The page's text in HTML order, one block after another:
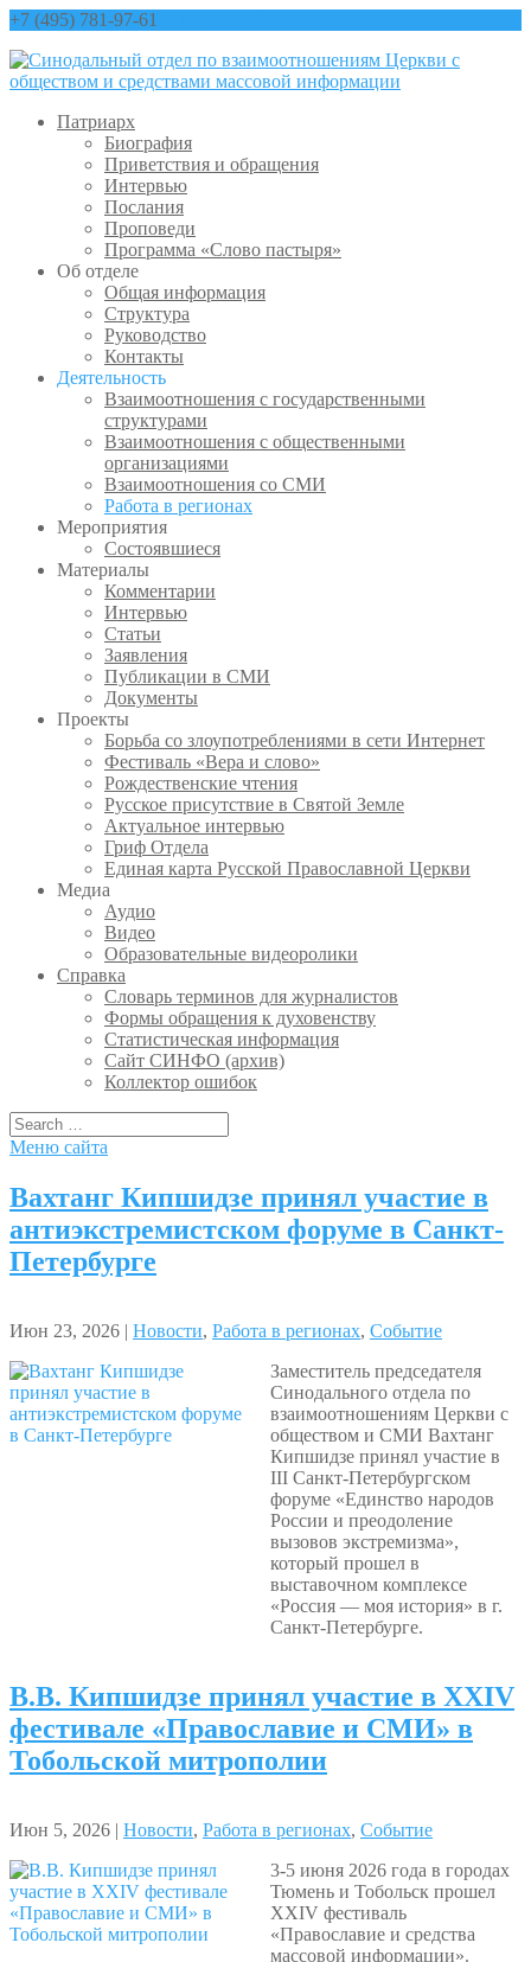
+7 (495) 781-97-61
Патриарх
Биография
Приветствия и обращения
Интервью
Послания
Проповеди
Программа «Слово пастыря»
Об отделе
Общая информация
Структура
Руководство
Контакты
Деятельность
Взаимоотношения с государственными
структурами
Взаимоотношения с общественными
организациями
Взаимоотношения со СМИ
Работа в регионах
Мероприятия
Состоявшиеся
Материалы
Комментарии
Интервью
Статьи
Заявления
Публикации в СМИ
Документы
Проекты
Борьба со злоупотреблениями в сети Интернет
Фестиваль «Вера и слово»
Рождественские чтения
Русское присутствие в Святой Земле
Актуальное интервью
Гриф Отдела
Единая карта Русской Православной Церкви
Медиа
Аудио
Видео
Образовательные видеоролики
Справка
Словарь терминов для журналистов
Формы обращения к духовенству
Статистическая информация
Сайт СИНФО (архив)
Коллектор ошибок
Меню сайта
Вахтанг Кипшидзе принял участие в
антиэкстремистском форуме в Санкт-
Петербурге
Июн 23, 2026 | Новости, Работа в регионах, Событие
Заместитель председателя
Синодального отдела по
взаимоотношениям Церкви с
обществом и СМИ Вахтанг
Кипшидзе принял участие в
III Санкт-Петербургском
форуме «Единство народов
России и преодоление
вызовов экстремизма»,
который прошел в
выставочном комплексе
«Россия — моя история» в г.
Санкт-Петербурге.
В.В. Кипшидзе принял участие в XXIV
фестивале «Православие и СМИ» в
Тобольской митрополии
Июн 5, 2026 | Новости, Работа в регионах, Событие
3-5 июня 2026 года в городах
Тюмень и Тобольск прошел
XXIV фестиваль
«Православие и средства
массовой информации».